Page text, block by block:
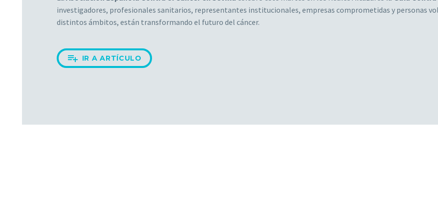
investigadores, profesionales sanitarios, representantes institucionales, empresas comprometidas y personas
distintos ámbitos, están transformando el futuro del cáncer.
 IR A ARTÍCULO